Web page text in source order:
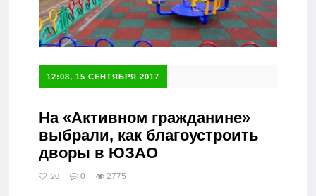
12:08, 15 СЕНТЯБРЯ 2017
На «Активном гражданине»
выбрали, как благоустроить
дворы в ЮЗАО
20 0 2775